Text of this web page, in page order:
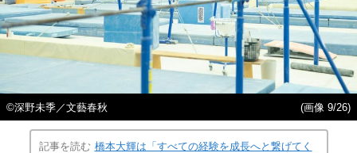
©深野未季／文藝春秋 (画像 9/26)
記事を読む 橋本大輝は「すべての経験を成長へと繋げてく